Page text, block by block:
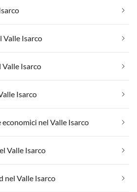
Valle Isarco
Isarco
Isarco
nel Valle Isarco
Valle Isarco
nel Valle Isarco